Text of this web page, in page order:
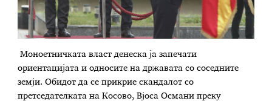
Моноетничката власт денеска ја запечати
ориентацијата и односите на државата со соседните
земји. Обидот да се прикрие скандалот со
претседателката на Косово, Вјоса Османи преку